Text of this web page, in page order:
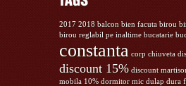
2017 2018 balcon bien facuta birou
birou reglabil pe inaltime bucatarie
constanta corp chiuveta
discount 15% discount
mobila 10% dormitor mic dulap dura